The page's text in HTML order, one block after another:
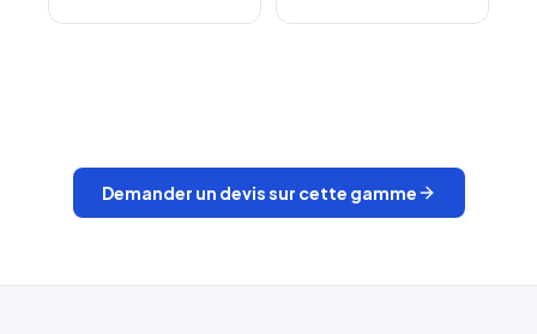
Demander un devis sur cette gamme